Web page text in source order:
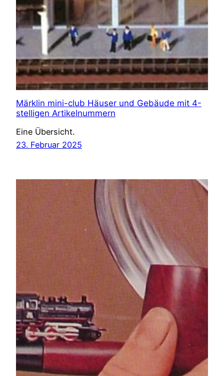
Märklin mini-club Häuser und Gebäude mit 4-
stelligen Artikelnummern
Eine Übersicht.
23. Februar 2025